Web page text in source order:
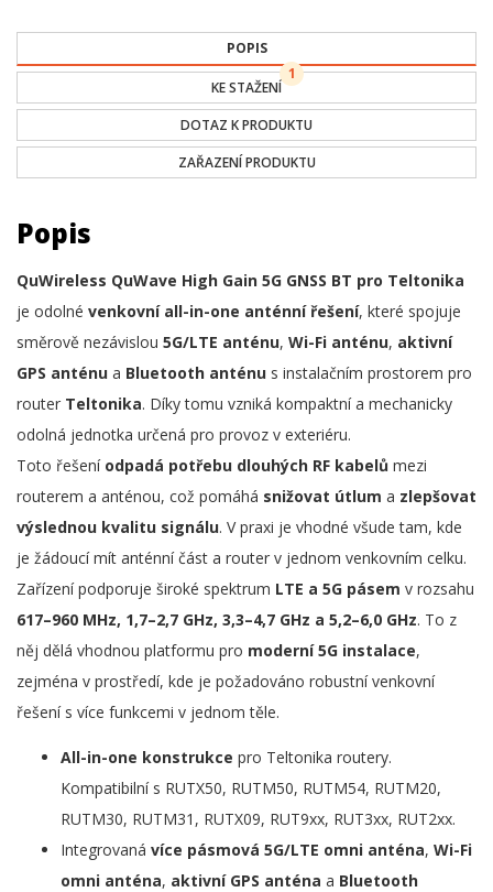
POPIS
KE STAŽENÍ
1
DOTAZ K PRODUKTU
ZAŘAZENÍ PRODUKTU
Popis
QuWireless QuWave High Gain 5G GNSS BT pro Teltonika
je odolné venkovní all-in-one anténní řešení, které spojuje
směrově nezávislou 5G/LTE anténu, Wi-Fi anténu, aktivní
GPS anténu a Bluetooth anténu s instalačním prostorem pro
router Teltonika. Díky tomu vzniká kompaktní a mechanicky
odolná jednotka určená pro provoz v exteriéru.
Toto řešení odpadá potřebu dlouhých RF kabelů mezi
routerem a anténou, což pomáhá snižovat útlum a zlepšovat
výslednou kvalitu signálu. V praxi je vhodné všude tam, kde
je žádoucí mít anténní část a router v jednom venkovním celku.
Zařízení podporuje široké spektrum LTE a 5G pásem v rozsahu
617–960 MHz, 1,7–2,7 GHz, 3,3–4,7 GHz a 5,2–6,0 GHz. To z
něj dělá vhodnou platformu pro moderní 5G instalace,
zejména v prostředí, kde je požadováno robustní venkovní
řešení s více funkcemi v jednom těle.
All-in-one konstrukce pro Teltonika routery.
Kompatibilní s RUTX50, RUTM50, RUTM54, RUTM20,
RUTM30, RUTM31, RUTX09, RUT9xx, RUT3xx, RUT2xx.
Integrovaná více pásmová 5G/LTE omni anténa, Wi-Fi
omni anténa, aktivní GPS anténa a Bluetooth